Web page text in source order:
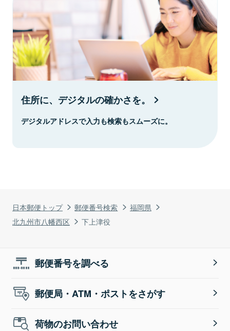
日本郵便トップ 郵便番号検索
福岡県
北九州市八幡西区
下上津役
住所に、デジタルの確かさを。
デジタルアドレスで入力も検索もスムーズに。
郵便番号を調べる
郵便局・ATM・ポストをさがす
荷物のお問い合わせ